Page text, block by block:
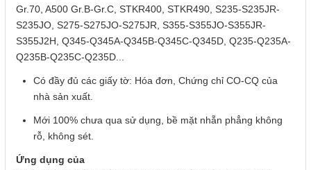
Gr.70, A500 Gr.B-Gr.C, STKR400, STKR490, S235-S235JR-
S235JO, S275-S275JO-S275JR, S355-S355JO-S355JR-
S355J2H, Q345-Q345A-Q345B-Q345C-Q345D, Q235-Q235A-
Q235B-Q235C-Q235D...
Có đầy đủ các giấy tờ: Hóa đơn, Chứng chỉ CO-CQ của
nhà sản xuất.
Mới 100% chưa qua sử dụng, bề mặt nhẵn phẳng không
rỗ, không sét.
Ứng dụng của